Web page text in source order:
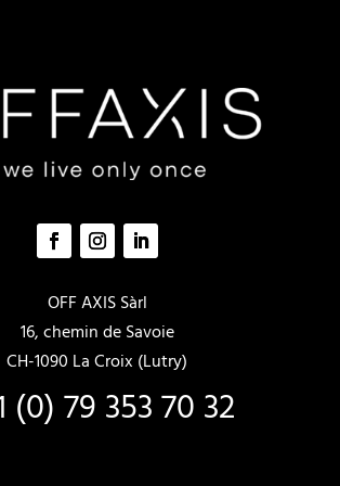
prodotto
prodotto
OFF AXIS Sàrl
16, chemin de Savoie
CH-1090 La Croix (Lutry)
(0) 79 353 70 32